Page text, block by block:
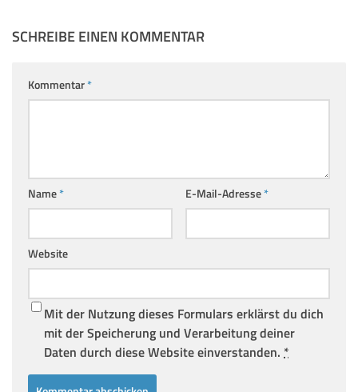
SCHREIBE EINEN KOMMENTAR
Kommentar*
Name* E-Mail-Adresse*
Website
Mit der Nutzung dieses Formulars erklärst du dich
mit der Speicherung und Verarbeitung deiner
Daten durch diese Website einverstanden. *